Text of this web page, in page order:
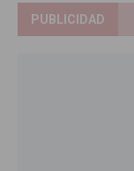
PUBLICIDAD